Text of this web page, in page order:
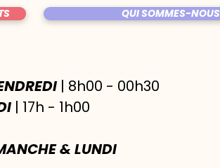
QUI SOMMES-
| 8h00 - 00h30
| 17h - 1h00
& LUNDI